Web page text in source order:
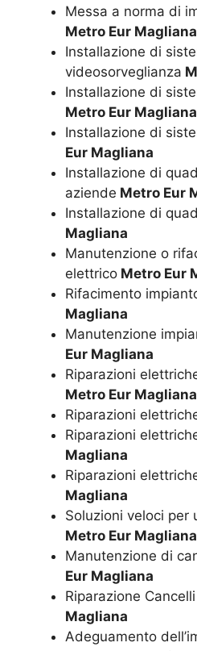
Messa a norma di
Metro Eur Magliana
Installazione di
videosorveglianza
Installazione di
Metro Eur Magliana
Installazione di
Eur Magliana
Installazione di
aziende Metro Eur
Installazione di
Magliana
Manutenzione o
elettrico Metro Eur
Rifacimento
Magliana
Manutenzione
Eur Magliana
Riparazioni
Metro Eur Magliana
Riparazioni
Riparazioni
Magliana
Riparazioni
Magliana
Soluzioni veloci per
Metro Eur Magliana
Manutenzione di
Eur Magliana
Riparazione
Magliana
Adeguamento